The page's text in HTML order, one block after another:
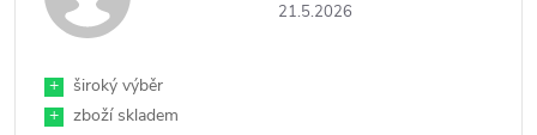
21.5.2026
+
široký výběr
+
zboží skladem